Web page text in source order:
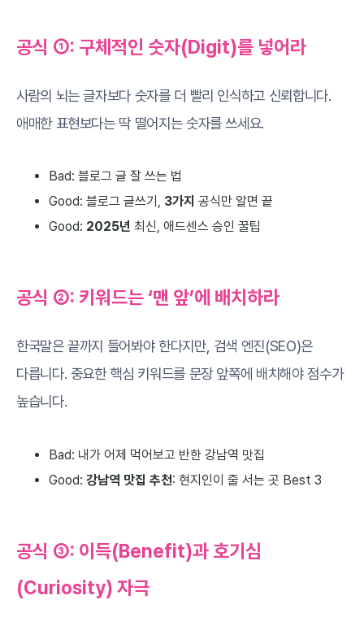
공식 ①: 구체적인 숫자(Digit)를 넣어라
사람의 뇌는 글자보다 숫자를 더 빨리 인식하고 신뢰합니다.
애매한 표현보다는 딱 떨어지는 숫자를 쓰세요.
Bad: 블로그 글 잘 쓰는 법
Good: 블로그 글쓰기, 3가지 공식만 알면 끝
Good: 2025년 최신, 애드센스 승인 꿀팁
공식 ②: 키워드는 ‘맨 앞’에 배치하라
한국말은 끝까지 들어봐야 한다지만, 검색 엔진(SEO)은
다릅니다. 중요한 핵심 키워드를 문장 앞쪽에 배치해야 점수가
높습니다.
Bad: 내가 어제 먹어보고 반한 강남역 맛집
Good: 강남역 맛집 추천: 현지인이 줄 서는 곳 Best 3
공식 ③: 이득(Benefit)과 호기심
(Curiosity) 자극